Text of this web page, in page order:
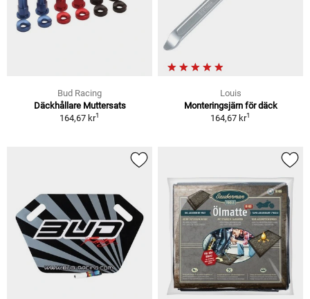
Bud Racing
Däckhållare Muttersats
164,67 kr1
Louis
Monteringsjärn för däck
164,67 kr1